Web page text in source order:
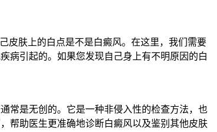
皮肤上的白点是不是白癜风。在这里，我们需要
病引起的。如果您发现自己身上有不明原因的白
常是无创的。它是一种非侵入性的检查方法，也
帮助医生更准确地诊断白癜风以及鉴别其他皮肤